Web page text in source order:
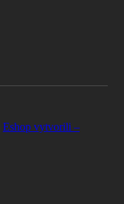
Eshop vytvorili –